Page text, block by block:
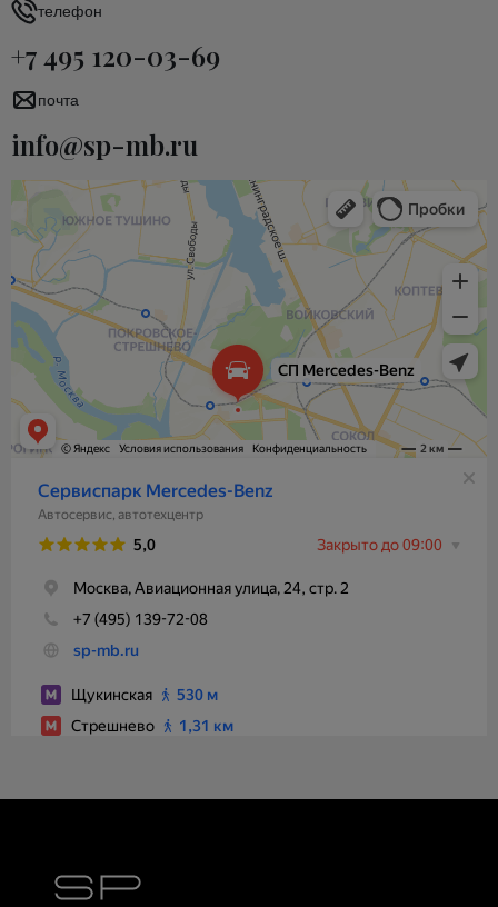
телефон
+7 495 120-03-69
почта
info@sp-mb.ru